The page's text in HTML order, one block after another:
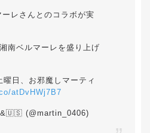
レさんとのコラボが実
南ベルマーレを盛り上げ
曜日、お邪魔しマーティ
atDvHWj7B7
(@martin_0406)